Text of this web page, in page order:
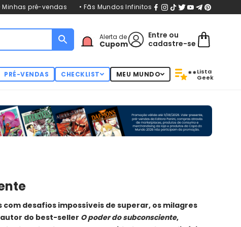
Minhas pré-vendas • Fãs Mundos Infinitos
Alerta de
Cupom
Entre ou
cadastre-se
PRÉ-VENDAS CHECKLIST MEU MUNDO **Lista
Geek
com desafios impossíveis de superar, os milagres
do best-seller O poder do subconsciente,